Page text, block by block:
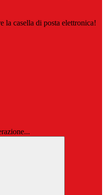
la casella di posta elettronica!